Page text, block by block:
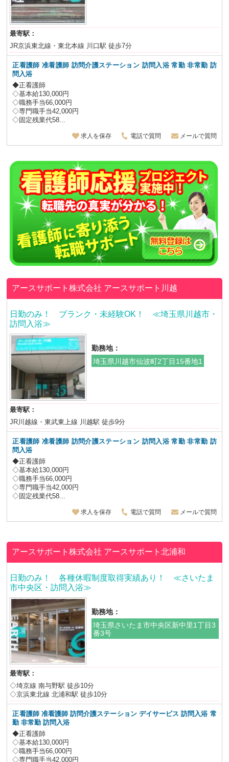
最寄駅：
JR京浜東北線・東北本線 川口駅 徒歩7分
正看護師 准看護師 訪問介護ステーション 訪問入浴 常勤 非常勤 訪
問入浴
◆正看護師
◇基本給130,000円
◇職務手当66,000円
◇専門職手当42,000円
◇固定残業代58...
求人を保存 電話で質問 メールで質問
アースサポート株式会社 アースサポート川越
日勤のみ！ ブランク・未経験OK！ ≪埼玉県川越市・
訪問入浴≫
勤務地：
埼玉県川越市仙波町2丁目15番地1
最寄駅：
JR川越線・東武東上線 川越駅 徒歩9分
正看護師 准看護師 訪問介護ステーション 訪問入浴 常勤 非常勤 訪
問入浴
◆正看護師
◇基本給130,000円
◇職務手当66,000円
◇専門職手当42,000円
◇固定残業代58...
求人を保存 電話で質問 メールで質問
アースサポート株式会社 アースサポート北浦和
日勤のみ！ 各種休暇制度取得実績あり！ ≪さいたま
市中央区・訪問入浴≫
勤務地：
埼玉県さいたま市中央区新中里1丁目3
番3号
最寄駅：
◇埼京線 南与野駅 徒歩10分
◇京浜東北線 北浦和駅 徒歩10分
正看護師 准看護師 訪問介護ステーション デイサービス 訪問入浴 常
勤 非常勤 訪問入浴
◆正看護師
◇基本給130,000円
◇職務手当66,000円
◇専門職手当42,000円